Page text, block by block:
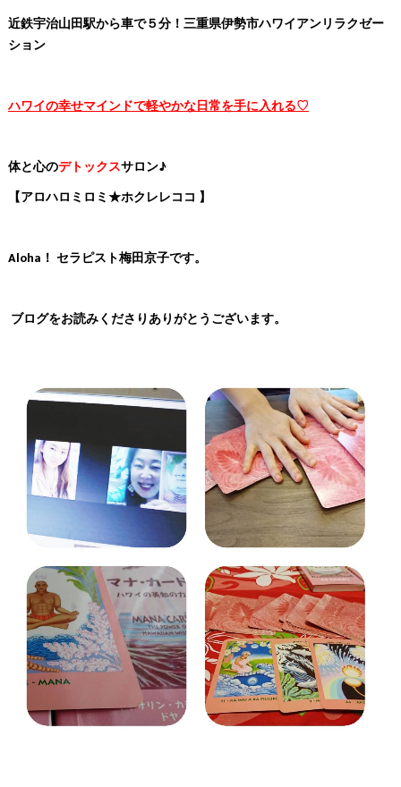
近鉄宇治山田駅から車で５分！三重県伊勢市ハワイアンリラクゼー
ション
ハワイの幸せマインドで軽やかな日常を手に入れる♡
体と心のデトックスサロン♪
【アロハロミロミ★ホクレレココ 】
Aloha！ セラピスト梅田京子です。
ブログをお読みくださりありがとうございます。